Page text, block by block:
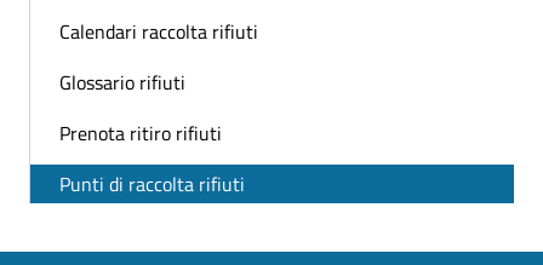
Calendari raccolta rifiuti
Glossario rifiuti
Prenota ritiro rifiuti
Punti di raccolta rifiuti